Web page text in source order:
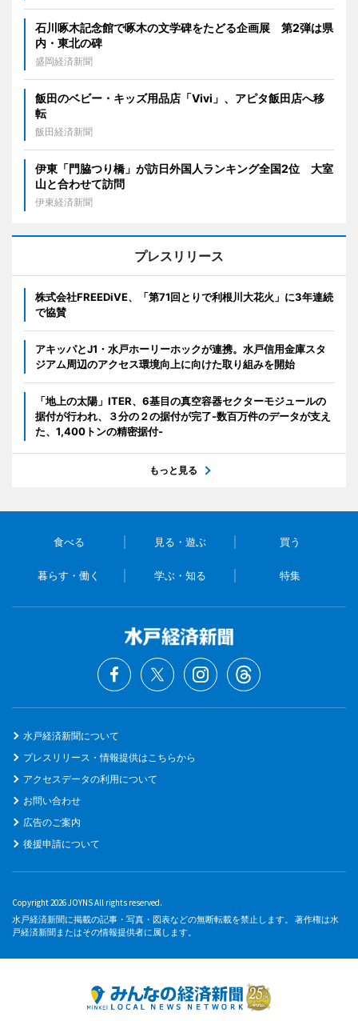
石川啄木記念館で啄木の文学碑をたどる企画展 第2弾は県
内・東北の碑
盛岡経済新聞
飯田のベビー・キッズ用品店「Vivi」、アピタ飯田店へ移
転
飯田経済新聞
伊東「門脇つり橋」が訪日外国人ランキング全国2位 大室
山と合わせて訪問
伊東経済新聞
プレスリリース
株式会社FREEDiVE、「第71回とりで利根川大花火」に3年連続
で協賛
アキッパとJ1・水戸ホーリーホックが連携。水戸信用金庫スタ
ジアム周辺のアクセス環境向上に向けた取り組みを開始
「地上の太陽」ITER、6基目の真空容器セクターモジュールの
据付が行われ、３分の２の据付が完了-数百万件のデータが支え
た、1,400トンの精密据付-
もっと見る
食べる 見る・遊ぶ 買う
暮らす・働く 学ぶ・知る 特集
水戸経済新聞について
プレスリリース・情報提供はこちらから
アクセスデータの利用について
お問い合わせ
広告のご案内
後援申請について
Copyright 2026 JOYNS All rights reserved.
水戸経済新聞に掲載の記事・写真・図表などの無断転載を禁止します。 著作権は水
戸経済新聞またはその情報提供者に属します。